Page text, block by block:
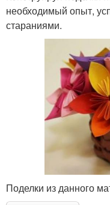
необходимый опыт,
стараниями.
Поделки из данного